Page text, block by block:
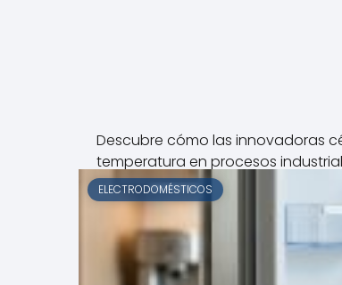
Descubre cómo las innovadoras
temperatura en procesos
ELECTRODOMÉSTICOS